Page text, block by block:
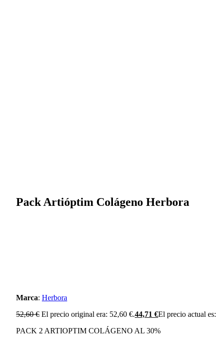
Pack Artióptim Colágeno Herbora
Marca: Herbora
52,60€ El precio original era: 52,60 €.44,71 €El precio actual
PACK 2 ARTIOPTIM COLÁGENO AL 30%